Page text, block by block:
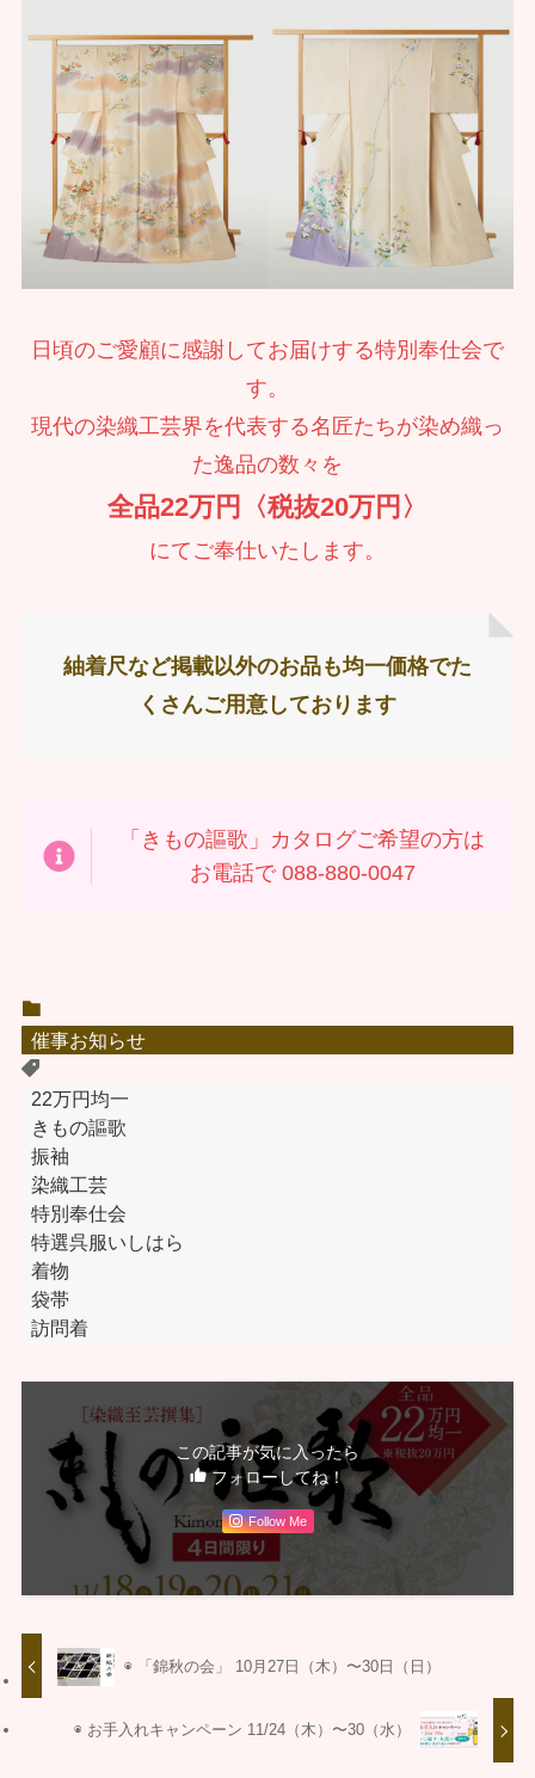
日頃のご愛顧に感謝してお届けする特別奉仕会で
す。
現代の染織工芸界を代表する名匠たちが染め織っ
た逸品の数々を
全品22万円〈税抜20万円〉
にてご奉仕いたします。
紬着尺など掲載以外のお品も均一価格でた
くさんご用意しております
「きもの謳歌」カタログご希望の方は
お電話で 088-880-0047
催事お知らせ
22万円均一
きもの謳歌
振袖
染織工芸
特別奉仕会
特選呉服いしはら
着物
袋帯
訪問着
この記事が気に入ったら
フォローしてね！
Follow Me
◉ 「錦秋の会」 10月27日（木）〜30日（日）
◉ お手入れキャンペーン 11/24（木）〜30（水）